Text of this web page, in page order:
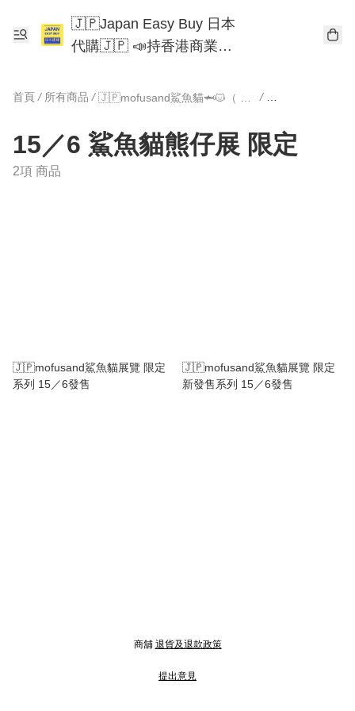
🇯🇵Japan Easy Buy 日本
代購🇯🇵 📣持香港商業登
Mofusand
首頁 / 所有商品 / / 15／6 鯊魚貓熊
15／6 鯊魚貓熊仔展 限定
2項 商品
🇯🇵mofusand鯊魚貓展覽 限定
系列 15／6發售
🇯🇵mofusand鯊魚貓展覽 限定
新發售系列 15／6發售
商舖 退貨及退款政策
提出意見